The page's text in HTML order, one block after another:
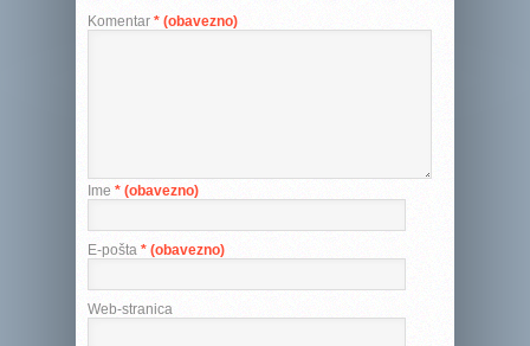
Komentar * (obavezno)
Ime * (obavezno)
E-pošta * (obavezno)
Web-stranica